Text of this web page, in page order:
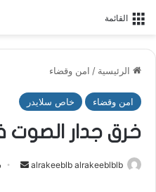
القائمة
الرئيسية / امن وقضاء
امن وقضاء خاص سلايدر
خرق جدار الصوت
alrakeeblb alrakeeblblb
أرسل